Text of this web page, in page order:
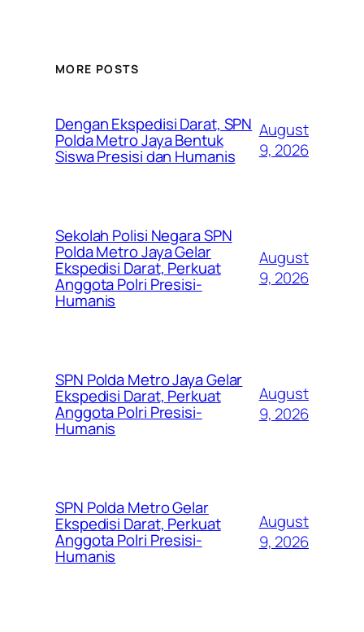
MORE POSTS
Dengan Ekspedisi Darat, SPN
Polda Metro Jaya Bentuk
Siswa Presisi dan Humanis
August
9, 2026
Sekolah Polisi Negara SPN
Polda Metro Jaya Gelar
Ekspedisi Darat, Perkuat
Anggota Polri Presisi-
Humanis
August
9, 2026
SPN Polda Metro Jaya Gelar
Ekspedisi Darat, Perkuat
Anggota Polri Presisi-
Humanis
August
9, 2026
SPN Polda Metro Gelar
Ekspedisi Darat, Perkuat
Anggota Polri Presisi-
Humanis
August
9, 2026